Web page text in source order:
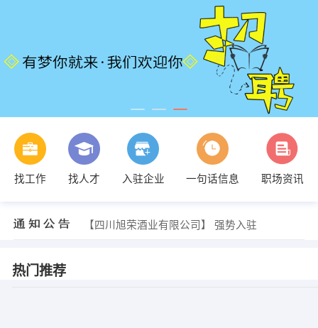
找工作 找人才 入驻企业 一句话信息
职场资讯
【四川旭荣酒业有限公司】 强势入驻
热门推荐